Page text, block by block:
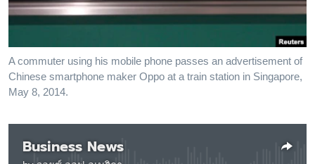
เรียนรู้ภาษาอังกฤษ
ติดตามเรา
เลือกภาษา
A commuter using his mobile phone passes an advertisement of
Chinese smartphone maker Oppo at a train station in Singapore,
May 8, 2014.
Business News